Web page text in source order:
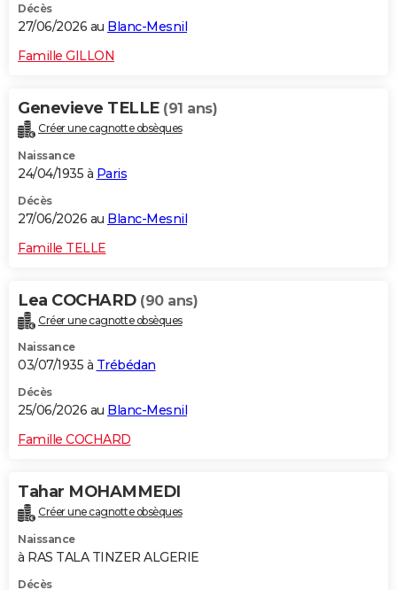
Décès
27/06/2026 au Blanc-Mesnil
Famille GILLON
Genevieve TELLE (91 ans)
Créer une cagnotte obsèques
Naissance
24/04/1935 à Paris
Décès
27/06/2026 au Blanc-Mesnil
Famille TELLE
Lea COCHARD (90 ans)
Créer une cagnotte obsèques
Naissance
03/07/1935 à Trébédan
Décès
25/06/2026 au Blanc-Mesnil
Famille COCHARD
Tahar MOHAMMEDI
Créer une cagnotte obsèques
Naissance
à RAS TALA TINZER ALGERIE
Décès